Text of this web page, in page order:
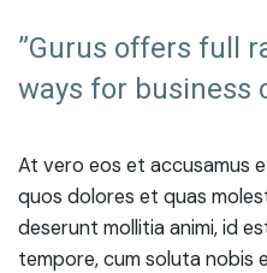
”Gurus offers full
ways for business
At vero eos et accusamus
quos dolores et quas
deserunt mollitia animi, id
tempore, cum soluta nobis